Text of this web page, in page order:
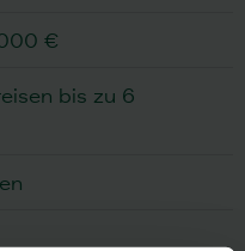
€
bis zu 6